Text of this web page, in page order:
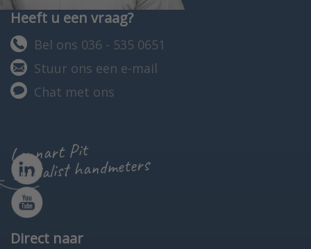
Heeft u een vraag?
Bel ons 036 - 535 0651
Stuur ons een e-mail
Chat met ons
Lennart Pit
specialist handmeters
Direct naar